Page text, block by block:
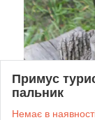
Примус
пальник
Немає в